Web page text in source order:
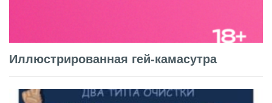
Иллюстрированная гей-камасутра